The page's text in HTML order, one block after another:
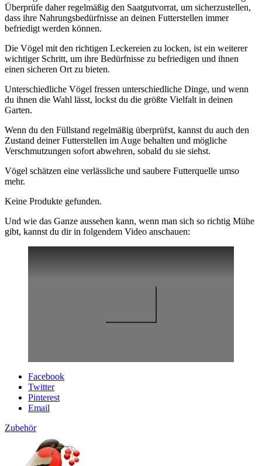
Überprüfe daher regelmäßig den Saatgutvorrat, um sicherzustellen,
dass ihre Nahrungsbedürfnisse an deinen Futterstellen immer
befriedigt werden können.
Die Vögel mit den richtigen Leckereien zu locken, ist ein weiterer
wichtiger Schritt, um ihre Bedürfnisse zu befriedigen und ihnen
einen sicheren Ort zu bieten.
Unterschiedliche Vögel fressen unterschiedliche Dinge, und wenn
du ihnen die Wahl lässt, lockst du die größte Vielfalt in deinen
Garten.
Wenn du den Füllstand regelmäßig überprüfst, kannst du auch den
Zustand deiner Futterstellen im Auge behalten und mögliche
Verschmutzungen sofort abwehren, sobald du sie siehst.
Vögel schätzen eine verlässliche und saubere Futterquelle umso
mehr.
Keine Produkte gefunden.
Und wie das Ganze aussehen kann, wenn man sich so richtig Mühe
gibt, kannst du dir in folgendem Video anschauen:
Facebook
Twitter
Pinterest
Email
Zubehör